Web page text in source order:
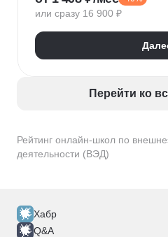
Рейтинг онлайн-школ по
деятельности (ВЭД)
или сразу 16 900 ₽
Перейти ко
Хабр
Q&A